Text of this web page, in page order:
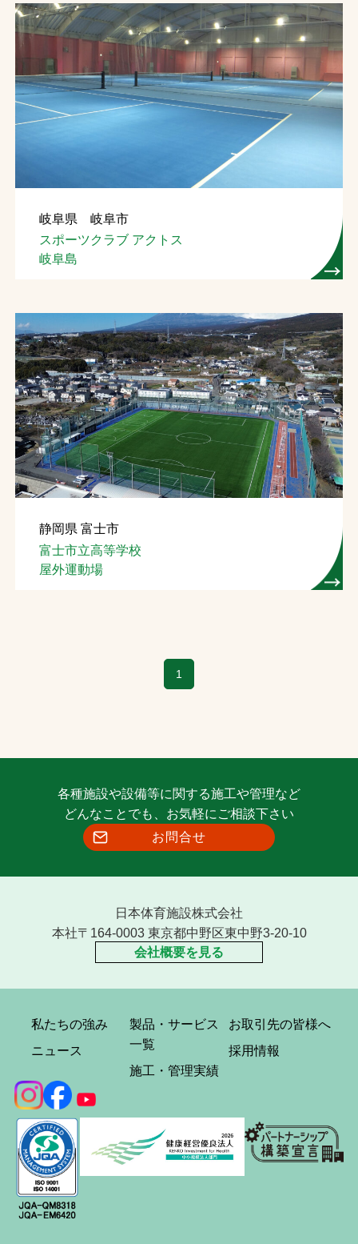
岐阜県 岐阜市
スポーツクラブ アクトス
岐阜島
静岡県 富士市
富士市立高等学校
屋外運動場
1
各種施設や設備等に関する施工や管理など
どんなことでも、お気軽にご相談下さい
お問合せ
日本体育施設株式会社
本社〒164-0003 東京都中野区東中野3-20-10
会社概要を見る
私たちの強み
ニュース
製品・サービス
一覧
施工・管理実績
お取引先の皆様へ
採用情報